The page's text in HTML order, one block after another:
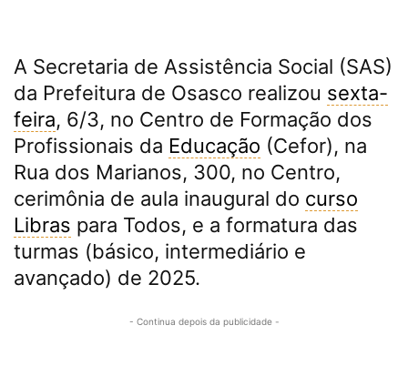
A Secretaria de Assistência Social (SAS)
da Prefeitura de Osasco realizou sexta-
feira, 6/3, no Centro de Formação dos
Profissionais da Educação (Cefor), na
Rua dos Marianos, 300, no Centro,
cerimônia de aula inaugural do curso
Libras para Todos, e a formatura das
turmas (básico, intermediário e
avançado) de 2025.
- Continua depois da publicidade -